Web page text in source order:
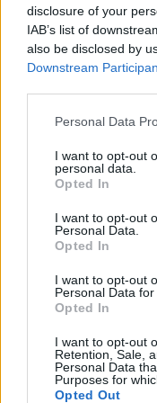
disclosure of your
IAB’s list of
also be disclosed by
Downstream
Personal Data
I want to opt-out
personal data.
Opted In
I want to opt-out
Personal Data.
Opted In
I want to opt-out
Personal Data for
Opted In
I want to opt-out
Retention, Sale,
Personal Data
Purposes for
Opted Out
Főállásban
KAPCSOLÓDÓ
Kína